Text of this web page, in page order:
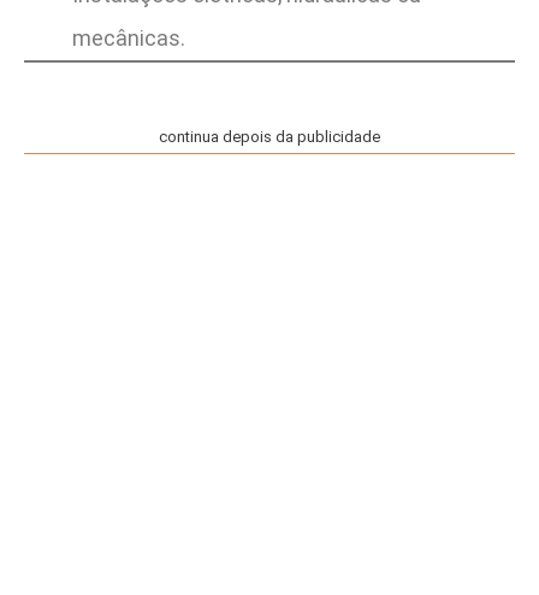
mecânicas.
continua depois da publicidade